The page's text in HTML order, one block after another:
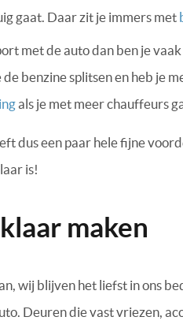
gaat. Daar zit je immers met
met de auto dan ben je
benzine splitsen en heb je
als je met meer chauffeurs
dus een paar hele fijne
is!
maken
wij blijven het liefst in ons
Deuren die vast vriezen,